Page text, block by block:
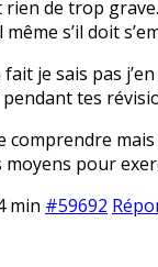
rien de trop
s’il doit
je sais pas
tes
comprendre
moyens pour
min #59692